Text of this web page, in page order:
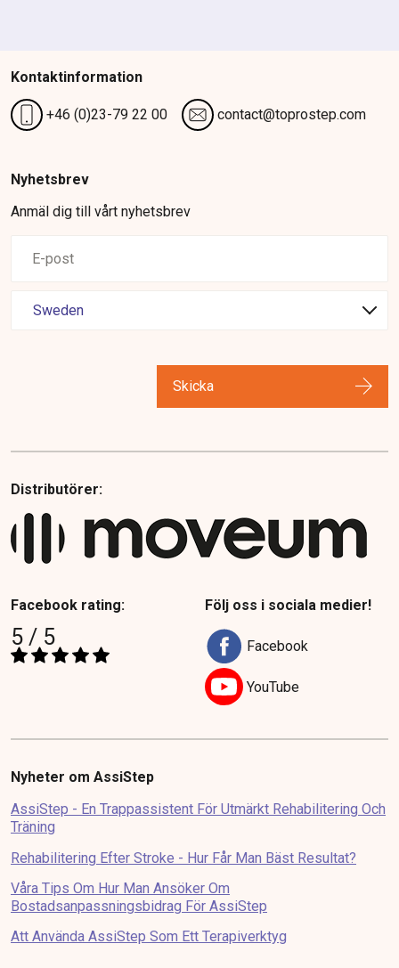
Kontaktinformation
+46 (0)23-79 22 00 contact@toprostep.com
Nyhetsbrev
Anmäl dig till vårt nyhetsbrev
Skicka
Distributörer:
Facebook rating:
5 / 5
Följ oss i sociala medier!
Facebook
YouTube
Nyheter om AssiStep
AssiStep - En Trappassistent För Utmärkt Rehabilitering Och
Träning
Rehabilitering Efter Stroke - Hur Får Man Bäst Resultat?
Våra Tips Om Hur Man Ansöker Om
Bostadsanpassningsbidrag För AssiStep
Att Använda AssiStep Som Ett Terapiverktyg